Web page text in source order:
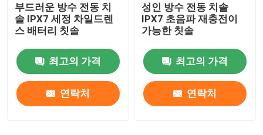
부드러운 방수 전동 치
솔 IPX7 세정 차일드렌
스 배터리 칫솔
최고의 가격
연락처
성인 방수 전동 치솔
IPX7 초음파 재충전이
가능한 칫솔
최고의 가격
연락처